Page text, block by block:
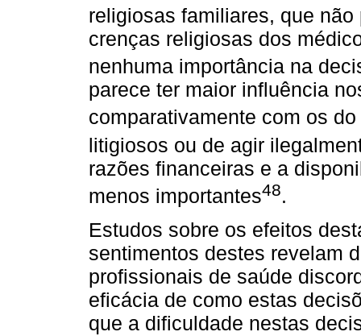
religiosas familiares, que
crenças religiosas dos
nenhuma importância na
parece ter maior influência
comparativamente com os
litigiosos ou de agir
razões financeiras e a
menos importantes48.
Estudos sobre os efeitos
sentimentos destes revelam
profissionais de saúde
eficácia de como estas
que a dificuldade nestas